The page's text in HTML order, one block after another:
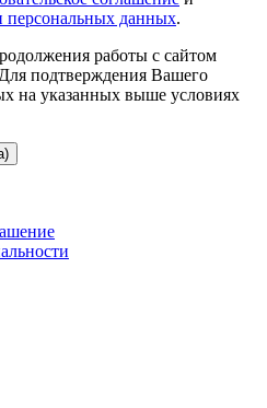
персональных данных.
работы с сайтом
подтверждения Вашего
на указанных выше условиях